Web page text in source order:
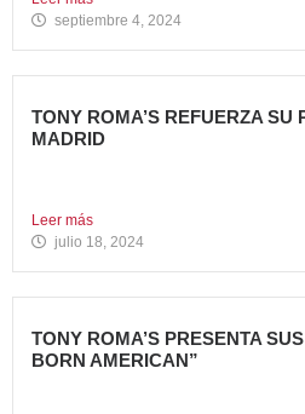
septiembre 4, 2024
TONY ROMA’S REFUERZA SU
MADRID
Leer más
julio 18, 2024
TONY ROMA’S PRESENTA
BORN AMERICAN”